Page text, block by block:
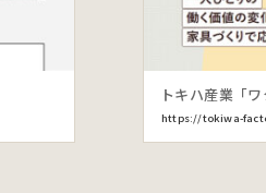
トキハ産業「
https://tokiwa-